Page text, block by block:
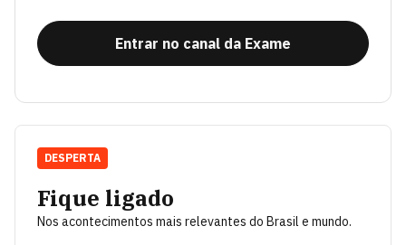
Entrar no canal da Exame
Fique ligado
Nos acontecimentos mais relevantes do Brasil e mundo.
DESPERTA